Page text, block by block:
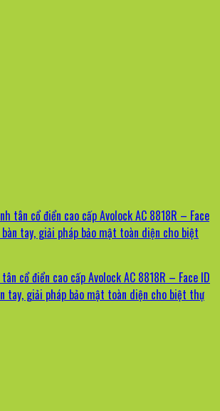
cổ điển cao cấp Avolock AC 8818R – Face ID
tay, giải pháp bảo mật toàn diện cho biệt thự